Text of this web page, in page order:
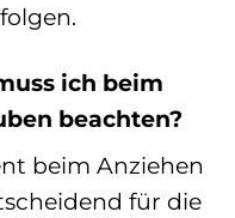
ich beim
beachten?
beim Anziehen
für die